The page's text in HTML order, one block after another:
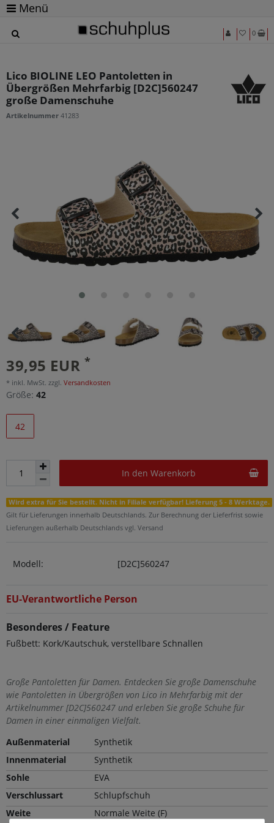
Menü
0
Lico BIOLINE LEO Pantoletten in
Übergrößen Mehrfarbig [D2C]560247
große Damenschuhe
Artikelnummer 41283
39,95 EUR *
* inkl. MwSt. zzgl. Versandkosten
Größe: 42
42
In den Warenkorb
Wird extra für Sie bestellt. Nicht in Filiale verfügbar! Lieferung 5 - 8 Werktage.
Gilt für Lieferungen innerhalb Deutschlands. Zur Berechnung der Lieferfrist sowie
Lieferungen außerhalb Deutschlands vgl. Versand
Modell: [D2C]560247
EU-Verantwortliche Person
Besonderes / Feature
Fußbett: Kork/Kautschuk, verstellbare Schnallen
Große Pantoletten für Damen. Entdecken Sie große Damenschuhe
wie Pantoletten in Übergrößen von Lico in Mehrfarbig mit der
Artikelnummer [D2C]560247 und erleben Sie große Schuhe für
Damen in einer einmaligen Vielfalt.
Außenmaterial
Synthetik
Innenmaterial
Synthetik
Sohle
EVA
Verschlussart
Schlupfschuh
Weite
Normale Weite (F)